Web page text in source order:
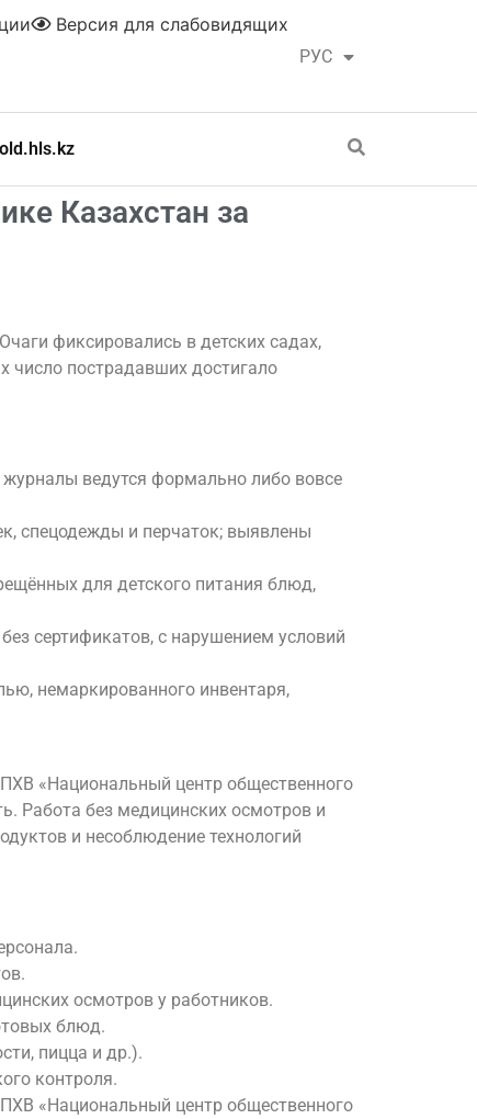
РУС
ҚАЗ
Версия для слабовидящих
old.hls.kz
Казахстан за
фиксировались в детских садах,
число пострадавших достигало
ведутся формально либо вовсе
спецодежды и перчаток; выявлены
для детского питания блюд,
сертификатов, с нарушением условий
немаркированного инвентаря,
«Национальный центр общественного
Работа без медицинских осмотров и
и несоблюдение технологий
осмотров у работников.
блюд.
пицца и др.).
контроля.
«Национальный центр общественного